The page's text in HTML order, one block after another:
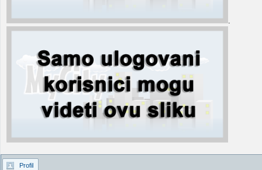
Profil